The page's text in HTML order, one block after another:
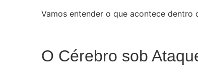
Vamos entender o que acontece
O Cérebro sob